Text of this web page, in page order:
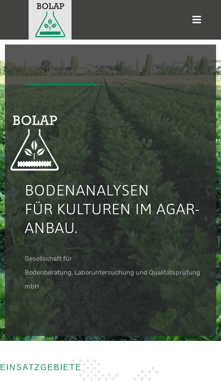
BODEN­ANALYSEN
FÜR KULTUREN IM AGAR­
ANBAU.
Gesellschaft für
Bodenberatung, Laboruntersuchung und Qualitätsprüfung
mbH
EINSATZGEBIETE